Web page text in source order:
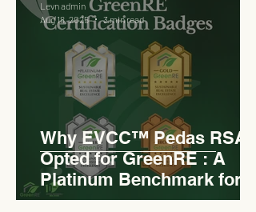
Why EVCC™ Pedas RSA
Opted for GreenRE : A
Platinum Benchmark for
Roadside Development
Levn admin
Aug 18, 2025
3 min read